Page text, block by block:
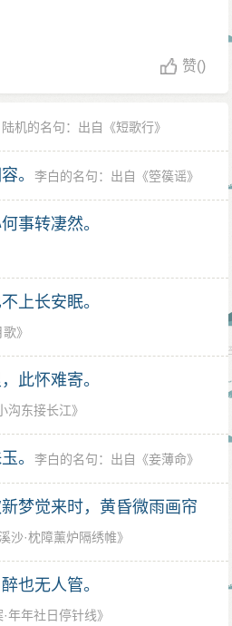
赞()
陆机的名句：出自《短歌行》
。 李白的名句：出自《箜篌谣》
事转凄然。
上长安眠。
歌》
此怀难寄。
沟东接长江》
。 李白的名句：出自《妾薄命》
梦觉来时，黄昏微雨画帘
沙·枕障薰炉隔绣帷》
也无人管。
·年年社日停针线》